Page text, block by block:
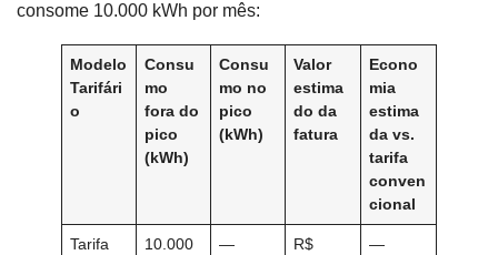
consome 10.000 kWh por mês:
Modelo
Tarifári
o
Consu
mo
fora do
pico
(kWh)
Consu
mo no
pico
(kWh)
Valor
estima
do da
fatura
Econo
mia
estima
da vs.
tarifa
conven
cional
Tarifa
10.000 —
R$
—